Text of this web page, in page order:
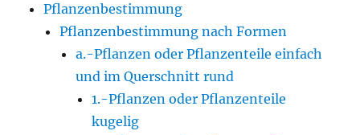
Pflanzenbestimmung
Pflanzenbestimmung nach Formen
a.-Pflanzen oder Pflanzenteile einfach
und im Querschnitt rund
1.-Pflanzen oder Pflanzenteile
kugelig